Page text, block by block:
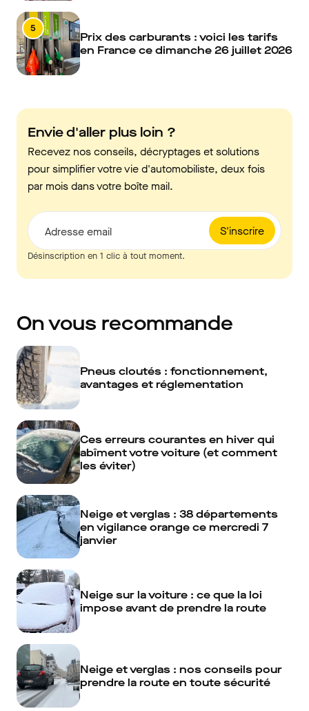
5
Prix des carburants : voici les tarifs
en France ce dimanche 26 juillet 2026
Envie d'aller plus loin ?
Recevez nos conseils, décryptages et solutions
pour simplifier votre vie d'automobiliste, deux fois
par mois dans votre boîte mail.
S'inscrire
Adresse email
Désinscription en 1 clic à tout moment.
On vous recommande
Pneus cloutés : fonctionnement,
avantages et réglementation
Ces erreurs courantes en hiver qui
abîment votre voiture (et comment
les éviter)
Neige et verglas : 38 départements
en vigilance orange ce mercredi 7
janvier
Neige sur la voiture : ce que la loi
impose avant de prendre la route
Neige et verglas : nos conseils pour
prendre la route en toute sécurité